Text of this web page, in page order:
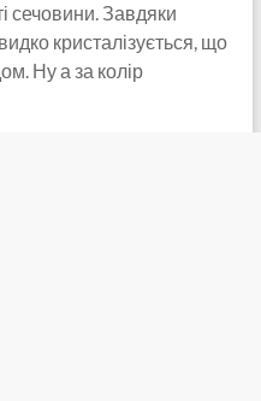
сечовини. Завдяки
кристалізується, що
Ну а за колір